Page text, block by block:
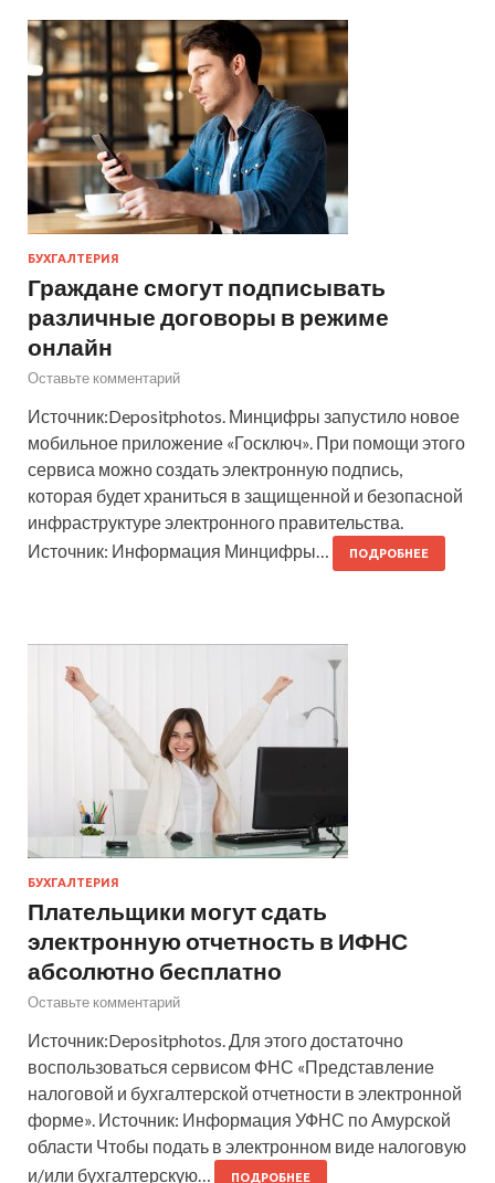
БУХГАЛТЕРИЯ
Граждане смогут подписывать
различные договоры в режиме
онлайн
Оставьте комментарий
Источник:Depositphotos. Минцифры запустило новое
мобильное приложение «Госключ». При помощи этого
сервиса можно создать электронную подпись,
которая будет храниться в защищенной и безопасной
инфраструктуре электронного правительства.
Источник: Информация Минцифры…
ПОДРОБНЕЕ
БУХГАЛТЕРИЯ
Плательщики могут сдать
электронную отчетность в ИФНС
абсолютно бесплатно
Оставьте комментарий
Источник:Depositphotos. Для этого достаточно
воспользоваться сервисом ФНС «Представление
налоговой и бухгалтерской отчетности в электронной
форме». Источник: Информация УФНС по Амурской
области Чтобы подать в электронном виде налоговую
и/или бухгалтерскую…
ПОДРОБНЕЕ